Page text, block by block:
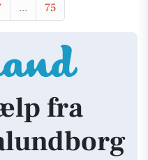
... 75
fra